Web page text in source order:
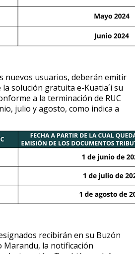
nuevos usuarios, deberán emitir
la solución gratuita e-Kuatia´i su
a la terminación de RUC
julio y agosto, como indica a
recibirán en su Buzón
la notificación